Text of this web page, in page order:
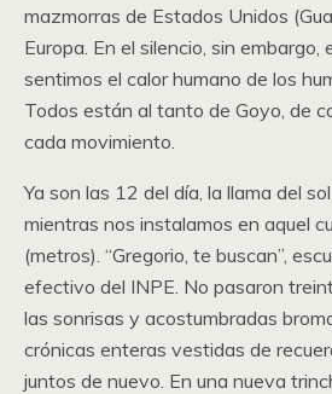
mazmorras de Estados Unidos
Europa. En el silencio, sin embargo,
sentimos el calor humano de los
Todos están al tanto de Goyo, de
cada movimiento.
Ya son las 12 del día, la llama del
mientras nos instalamos en aquel
(metros). “Gregorio, te buscan”,
efectivo del INPE. No pasaron
las sonrisas y acostumbradas
crónicas enteras vestidas de
juntos de nuevo. En una nueva